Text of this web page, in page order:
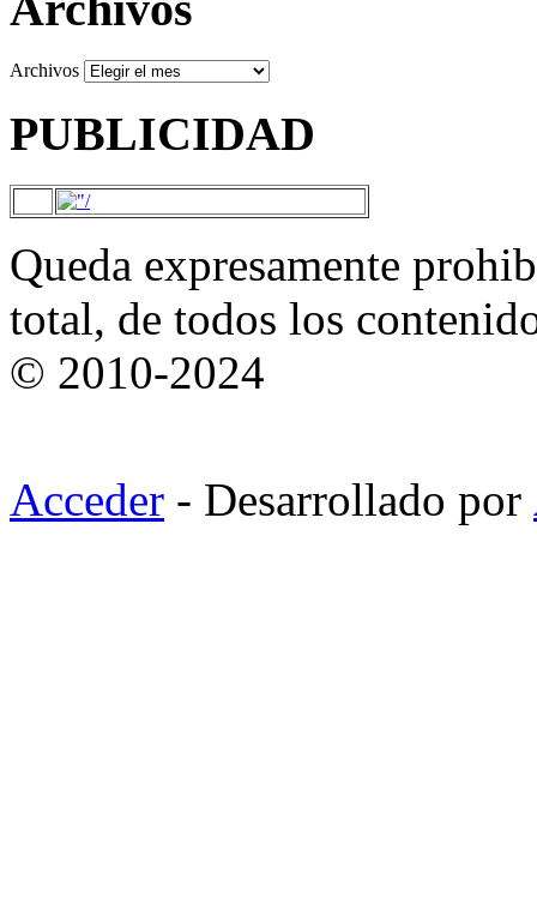
Archivos
PUBLICIDAD
Queda expresamente
total, de todos los
© 2010-2024
Acceder - Desarrollado por